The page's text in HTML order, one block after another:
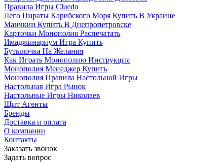
Правила Игры Cluedo
Лего Пираты Карибского Моря Купить В Украине
Манчкин Купить В Днепропетровске
Карточки Монополия Распечатать
Имаджинариум Игра Купить
Бутылочка На Желания
Как Играть Монополию Инструкция
Монополия Менеджер Купить
Монополия Правила Настольной Игры
Настольная Игра Рынок
Настольные Игры Николаев
Щит Агенты
Бренды
Доставка и оплата
О компании
Контакты
Заказать звонок
Задать вопрос